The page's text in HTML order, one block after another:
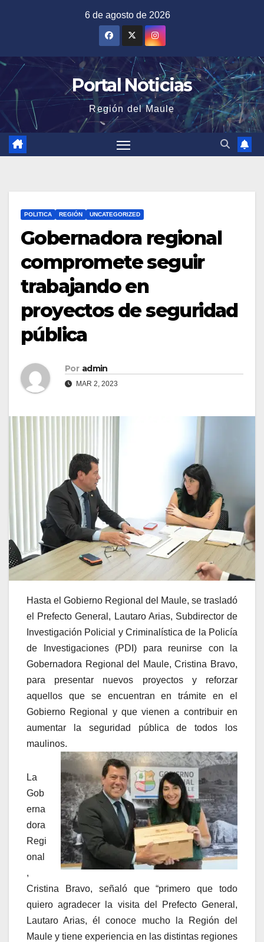
6 de agosto de 2026
Portal Noticias
Región del Maule
POLITICA REGIÓN UNCATEGORIZED
Gobernadora regional
compromete seguir
trabajando en
proyectos de seguridad
pública
Por admin
MAR 2, 2023
Hasta el Gobierno Regional del Maule, se trasladó
el Prefecto General, Lautaro Arias, Subdirector de
Investigación Policial y Criminalística de la Policía
de Investigaciones (PDI) para reunirse con la
Gobernadora Regional del Maule, Cristina Bravo,
para presentar nuevos proyectos y reforzar
aquellos que se encuentran en trámite en el
Gobierno Regional y que vienen a contribuir en
aumentar la seguridad pública de todos los
maulinos.
La
Gob
erna
dora
Regi
onal
,
Cristina Bravo, señaló que “primero que todo
quiero agradecer la visita del Prefecto General,
Lautaro Arias, él conoce mucho la Región del
Maule y tiene experiencia en las distintas regiones